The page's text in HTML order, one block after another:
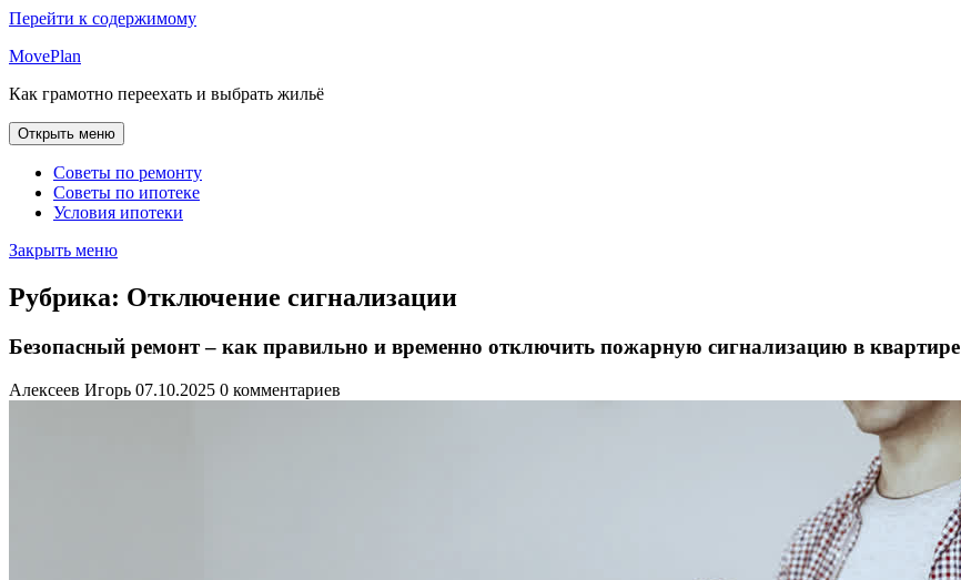
Перейти к содержимому
MovePlan
Как грамотно переехать и выбрать жильё
Открыть меню
Советы по ремонту
Советы по ипотеке
Условия ипотеки
Закрыть меню
Рубрика: Отключение сигнализации
Безопасный ремонт – как правильно и временно отключить пожарную сигнализацию в квартире
Алексеев Игорь 07.10.2025 0 комментариев